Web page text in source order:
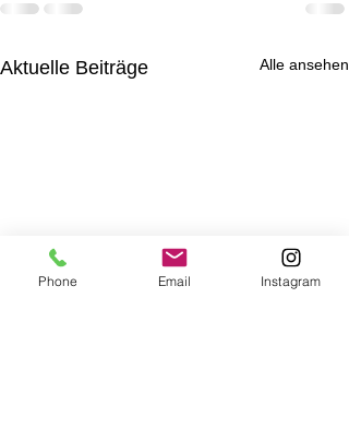
Aktuelle Beiträge Alle ansehen
Phone Email Instagram